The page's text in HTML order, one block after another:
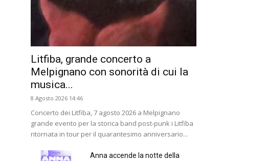
Litfiba, grande concerto a
Melpignano con sonorità di cui la
musica...
8 Agosto 2026 14:46
Concerto dei Litfiba, 7 agosto 2026 a Melpignano
grande evento per la storica band post-punk i Litfiba
ritornata in tour per il quarantesimo anniversario...
Anna accende la notte della